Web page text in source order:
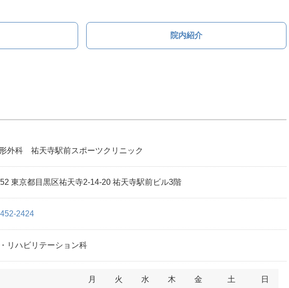
院内紹介
外科 祐天寺駅前スポーツクリニック
東京都目黒区祐天寺2-14-20 祐天寺駅前ビル3階
2424
リハビリテーション科
月 火 水 木 金 土 日